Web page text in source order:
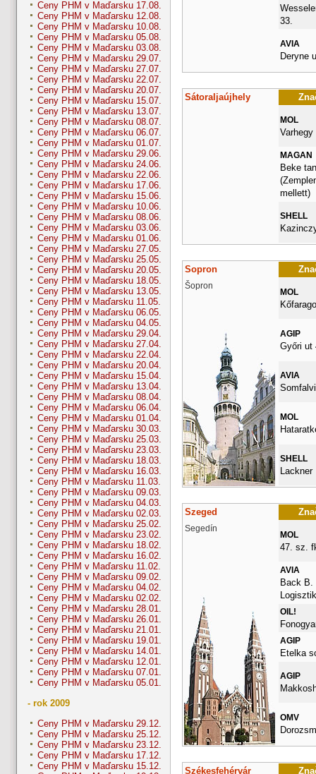
Ceny PHM v Maďarsku 17.08.
Ceny PHM v Maďarsku 12.08.
Ceny PHM v Maďarsku 10.08.
Ceny PHM v Maďarsku 05.08.
Ceny PHM v Maďarsku 03.08.
Ceny PHM v Maďarsku 29.07.
Ceny PHM v Maďarsku 27.07.
Ceny PHM v Maďarsku 22.07.
Ceny PHM v Maďarsku 20.07.
Ceny PHM v Maďarsku 15.07.
Ceny PHM v Maďarsku 13.07.
Ceny PHM v Maďarsku 08.07.
Ceny PHM v Maďarsku 06.07.
Ceny PHM v Maďarsku 01.07.
Ceny PHM v Maďarsku 29.06.
Ceny PHM v Maďarsku 24.06.
Ceny PHM v Maďarsku 22.06.
Ceny PHM v Maďarsku 17.06.
Ceny PHM v Maďarsku 15.06.
Ceny PHM v Maďarsku 10.06.
Ceny PHM v Maďarsku 08.06.
Ceny PHM v Maďarsku 03.06.
Ceny PHM v Maďarsku 01.06.
Ceny PHM v Maďarsku 27.05.
Ceny PHM v Maďarsku 25.05.
Ceny PHM v Maďarsku 20.05.
Ceny PHM v Maďarsku 18.05.
Ceny PHM v Maďarsku 13.05.
Ceny PHM v Maďarsku 11.05.
Ceny PHM v Maďarsku 06.05.
Ceny PHM v Maďarsku 04.05.
Ceny PHM v Maďarsku 29.04.
Ceny PHM v Maďarsku 27.04.
Ceny PHM v Maďarsku 22.04.
Ceny PHM v Maďarsku 20.04.
Ceny PHM v Maďarsku 15.04.
Ceny PHM v Maďarsku 13.04.
Ceny PHM v Maďarsku 08.04.
Ceny PHM v Maďarsku 06.04.
Ceny PHM v Maďarsku 01.04.
Ceny PHM v Maďarsku 30.03.
Ceny PHM v Maďarsku 25.03.
Ceny PHM v Maďarsku 23.03.
Ceny PHM v Maďarsku 18.03.
Ceny PHM v Maďarsku 16.03.
Ceny PHM v Maďarsku 11.03.
Ceny PHM v Maďarsku 09.03.
Ceny PHM v Maďarsku 04.03.
Ceny PHM v Maďarsku 02.03.
Ceny PHM v Maďarsku 25.02.
Ceny PHM v Maďarsku 23.02.
Ceny PHM v Maďarsku 18.02.
Ceny PHM v Maďarsku 16.02.
Ceny PHM v Maďarsku 11.02.
Ceny PHM v Maďarsku 09.02.
Ceny PHM v Maďarsku 04.02.
Ceny PHM v Maďarsku 02.02.
Ceny PHM v Maďarsku 28.01.
Ceny PHM v Maďarsku 26.01.
Ceny PHM v Maďarsku 21.01.
Ceny PHM v Maďarsku 19.01.
Ceny PHM v Maďarsku 14.01.
Ceny PHM v Maďarsku 12.01.
Ceny PHM v Maďarsku 07.01.
Ceny PHM v Maďarsku 05.01.
- rok 2009
Ceny PHM v Maďarsku 29.12.
Ceny PHM v Maďarsku 25.12.
Ceny PHM v Maďarsku 23.12.
Ceny PHM v Maďarsku 17.12.
Ceny PHM v Maďarsku 15.12.
33.
AVIA
Deryne
Sátoraljaújhely
MOL
MAGAN
Beke
mellett)
SHELL
Sopron
Šopron
MOL
AGIP
Győri ut
AVIA
MOL
SHELL
Szeged
Segedín
MOL
47. sz.
AVIA
Back B.
OIL!
AGIP
Etelka
AGIP
OMV
Székesfehérvár